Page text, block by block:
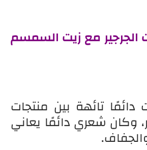
الجرجير مع زيت السمسم
تائهة بين منتجات
وكان شعري دائمًا يعاني